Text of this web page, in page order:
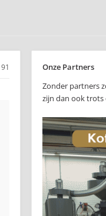
Onze Partners
Zonder partners
zijn dan ook trots